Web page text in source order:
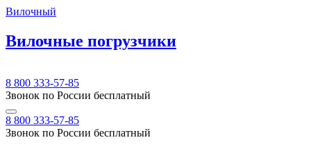
Вилочный
Вилочные погрузчики
8 800 333-57-85
Звонок по России бесплатный
8 800 333-57-85
Звонок по России бесплатный